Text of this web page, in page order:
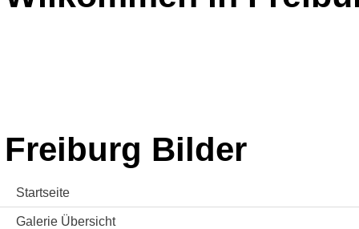
Freiburg Bilder
Startseite
Galerie Übersicht